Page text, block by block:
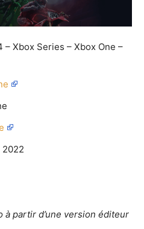
– Xbox Series – Xbox One –
2022
à partir d’une version éditeur